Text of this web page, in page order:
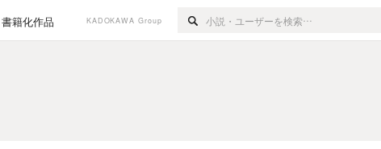
書籍化作品 KADOKAWA Group